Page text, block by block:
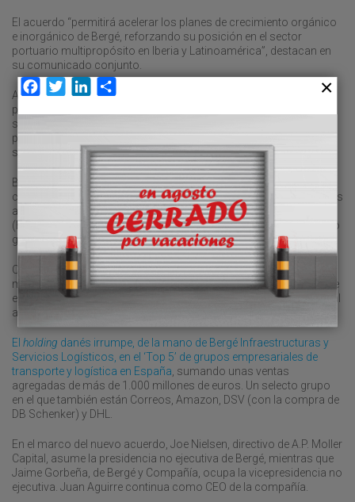
El acuerdo “permitirá acelerar los planes de crecimiento orgánico
e inorgánico de Bergé, reforzando su posición en el sector
portuario multipropósito en Iberia y Latinoamérica”, destacan en
su comunicado conjunto.
Así, conforme con este compromiso con el crecimiento a largo
plazo de Bergé, “se han acordado realizar inversiones
significativas para consolidar su liderazgo en infraestructura
portuaria y logística, respondiendo a la creciente demanda del
sector”, remarcan en la misma nota.
Bergé Infraestructuras y Servicios Logísticos controla el 100 por
ciento de casi una veintena de compañías, cuatro de ellas externas
al sector. Tiene presencia en 27 puertos españoles y en Bayona
(Francia), desde donde maneja diferentes mercancías, incluyendo
graneles,breakbulk, automoción y carga general.
Con más de un siglo y medio de historia, el operador portuario
manipula unos 30 millones de toneladas anuales y es un referente
en el ámbito de la consignación, atendiendo casi 10.000 buques al
año.
El holding danés irrumpe, de la mano de Bergé Infraestructuras y
Servicios Logísticos, en el ‘Top 5’ de grupos empresariales de
transporte y logística en España , sumando unas ventas
agregadas de más de 1.000 millones de euros. Un selecto grupo
en el que también están Correos, Amazon, DSV (con la compra de
DB Schenker) y DHL.
En el marco del nuevo acuerdo, Joe Nielsen, directivo de A.P. Moller
Capital, asume la presidencia no ejecutiva de Bergé, mientras que
Jaime Gorbeña, de Bergé y Compañía, ocupa la vicepresidencia no
ejecutiva. Juan Aguirre continua como CEO de la compañía.
Facebook
TwitterLinkedIn